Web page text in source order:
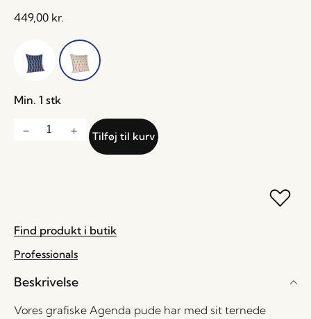
449,00 kr.
Min. 1 stk
Tilføj til kurv
Find produkt i butik
Professionals
Beskrivelse
Vores grafiske Agenda pude har med sit ternede